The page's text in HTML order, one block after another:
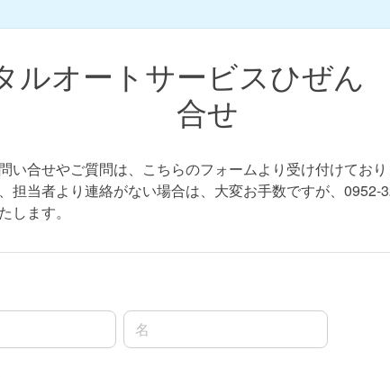
ルオートサービスひぜ
合せ
い合せやご質問は、こちらのフォームより受け付けており
担当者より連絡がない場合は、大変お手数ですが、0952-
します。
名前の名